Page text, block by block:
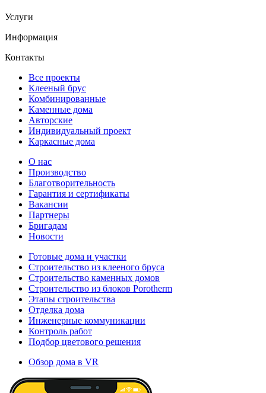
Услуги
Информация
Контакты
Все проекты
Клееный брус
Комбинированные
Каменные дома
Авторские
Индивидуальный проект
Каркасные дома
О нас
Производство
Благотворительность
Гарантия и сертификаты
Вакансии
Партнеры
Бригадам
Новости
Готовые дома и участки
Строительство из клееного бруса
Строительство каменных домов
Строительство из блоков Porotherm
Этапы строительства
Отделка дома
Инженерные коммуникации
Контроль работ
Подбор цветового решения
Обзор дома в VR